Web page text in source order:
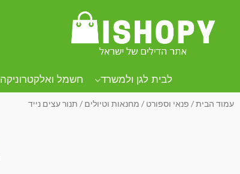
לבית לגן ולמשרד חשמל ואלקטרוניקה
עמוד הבית/ פנאי וספורט / מחנאות וטיולים / תנור עצים נייד